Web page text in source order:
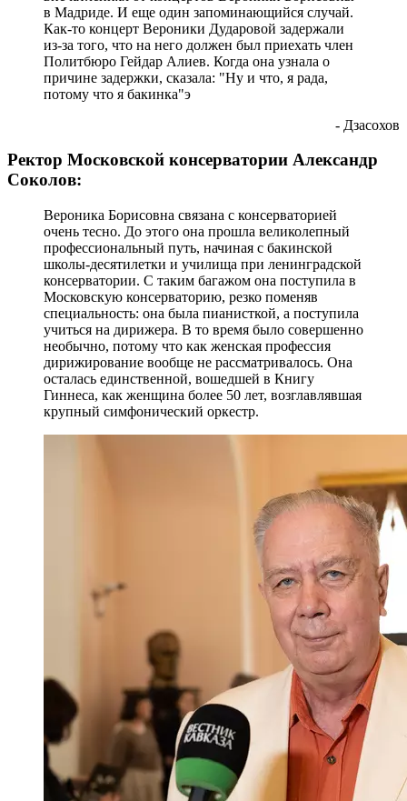
в Мадриде. И еще один запоминающийся случай.
Как-то концерт Вероники Дударовой задержали
из-за того, что на него должен был приехать член
Политбюро Гейдар Алиев. Когда она узнала о
причине задержки, сказала: "Ну и что, я рада,
потому что я бакинка"э
- Дзасохов
Ректор Московской консерватории Александр
Соколов:
Вероника Борисовна связана с консерваторией
очень тесно. До этого она прошла великолепный
профессиональный путь, начиная с бакинской
школы-десятилетки и училища при ленинградской
консерватории. С таким багажом она поступила в
Московскую консерваторию, резко поменяв
специальность: она была пианисткой, а поступила
учиться на дирижера. В то время было совершенно
необычно, потому что как женская профессия
дирижирование вообще не рассматривалось. Она
осталась единственной, вошедшей в Книгу
Гиннеса, как женщина более 50 лет, возглавлявшая
крупный симфонический оркестр.